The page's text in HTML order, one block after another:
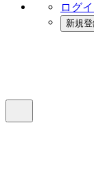
ログ
新規